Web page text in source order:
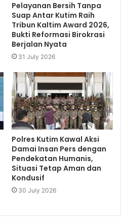
Pelayanan Bersih Tanpa
Suap Antar Kutim Raih
Tribun Kaltim Award 2026,
Bukti Reformasi Birokrasi
Berjalan Nyata
31 July 2026
Polres Kutim Kawal Aksi
Damai Insan Pers dengan
Pendekatan Humanis,
Situasi Tetap Aman dan
Kondusif
30 July 2026